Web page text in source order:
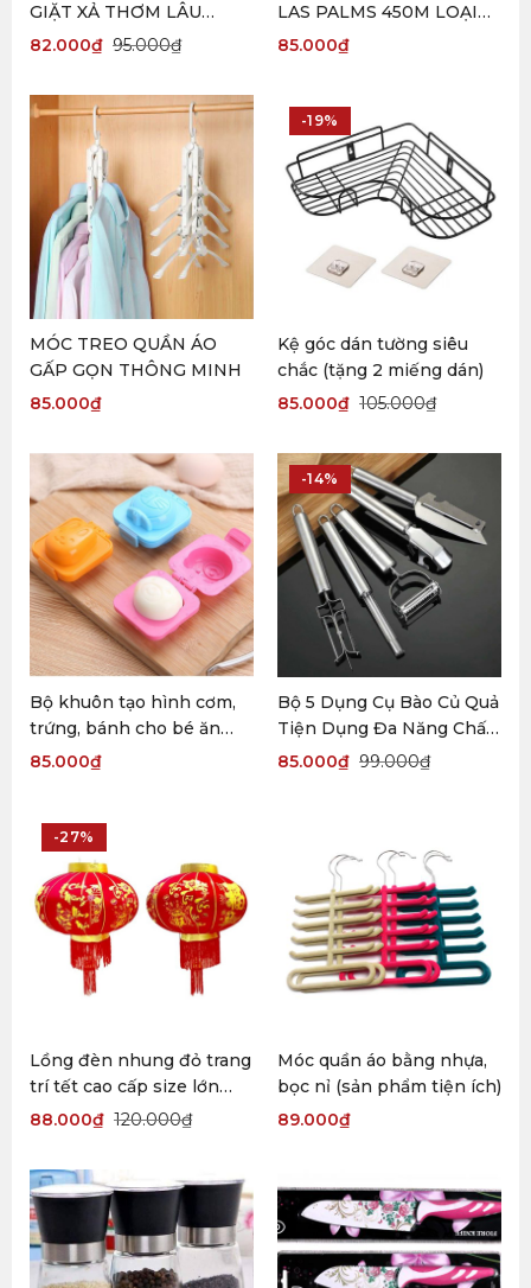
GIẶT XẢ THƠM LÂU
GELIJING 95.000₫
82.000₫
LAS PALMS 450M LOẠI
TO
85.000₫
MÓC TREO QUẦN ÁO
GẤP GỌN THÔNG MINH
85.000₫
-19%
Kệ góc dán tường siêu
chắc (tặng 2 miếng dán)
105.000₫
85.000₫
Bộ khuôn tạo hình cơm,
trứng, bánh cho bé ăn
dặm (8 khuôn)
85.000₫
-14%
Bộ 5 Dụng Cụ Bào Củ Quả
Tiện Dụng Đa Năng Chất
Liệu Inox 304 Không Gỉ
99.000₫
85.000₫
-27%
Lồng đèn nhung đỏ trang
trí tết cao cấp size lớn
80cm
120.000₫
88.000₫
Móc quần áo bằng nhựa,
bọc nỉ (sản phẩm tiện ích)
89.000₫